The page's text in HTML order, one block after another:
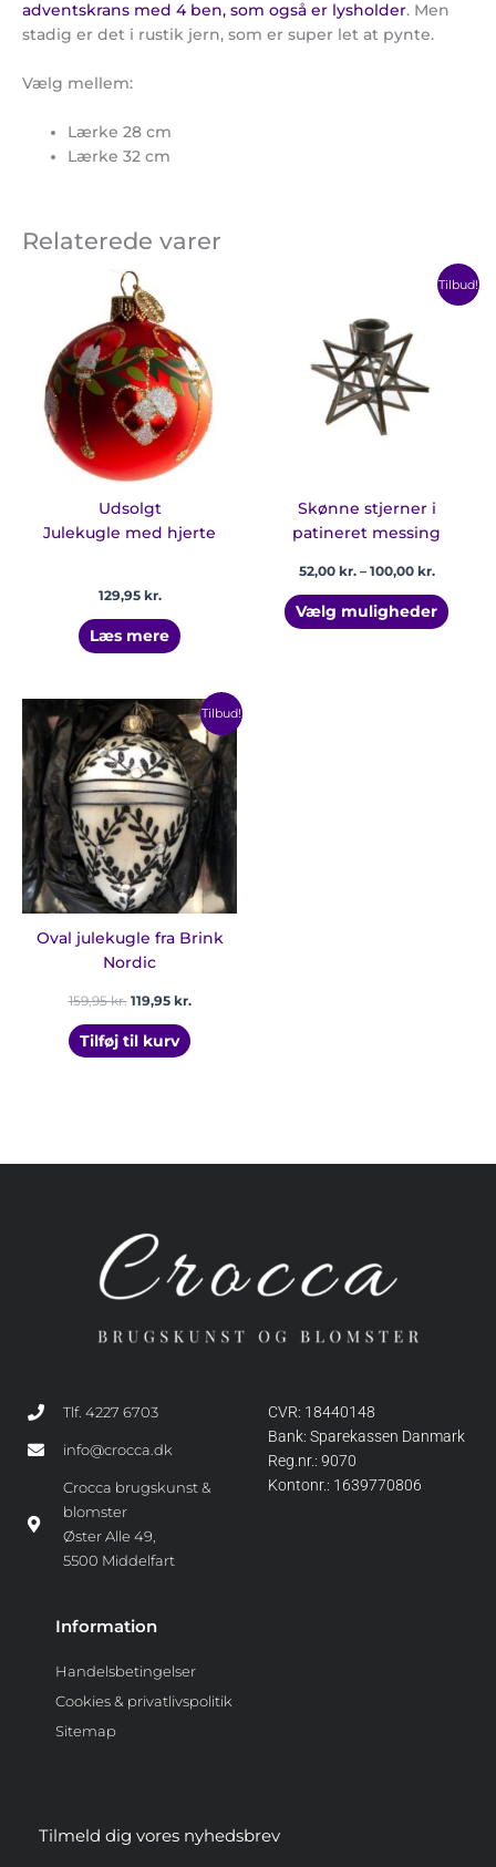
adventskrans med 4 ben, som også er lysholder. Men
stadig er det i rustik jern, som er super let at pynte.
Vælg mellem:
Lærke 28 cm
Lærke 32 cm
Relaterede varer
Udsolgt
Julekugle med hjerte
129,95 kr.
Læs mere
Tilbud!
Skønne stjerner i
patineret messing
52,00 kr. – 100,00 kr.
52,00 kr.
Vælg muligheder
Dette
vare
Tilbud!
Oval julekugle fra Brink
Nordic
159,95kr.
Den
oprindelige
pris
var:
159,95 kr..
119,95 kr.
Den
aktuelle
pris
er:
119,95 kr..
Tilføj til kurv
Tlf. 4227 6703
info@crocca.dk
Crocca brugskunst &
blomster
Øster Alle 49,
5500 Middelfart
CVR: 18440148
Bank: Sparekassen Danmark
Reg.nr.: 9070
Kontonr.: 1639770806
Information
Handelsbetingelser
Cookies & privatlivspolitik
Sitemap
Tilmeld dig vores nyhedsbrev